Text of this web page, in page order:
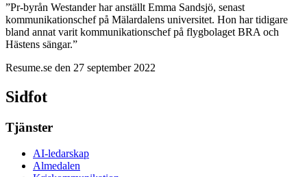
”Pr-byrån Westander har anställt Emma Sandsjö, senast
kommunikationschef på Mälardalens universitet. Hon har tidigare
bland annat varit kommunikationschef på flygbolaget BRA och
Hästens sängar.”
Resume.se den 27 september 2022
Sidfot
Tjänster
AI-ledarskap
Almedalen